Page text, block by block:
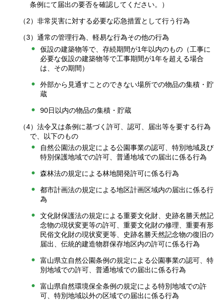
条例にて届出の要否を確認してください。）
（2）非常災害に対する必要な応急措置として行う行為
（3）通常の管理行為、軽易な行為その他の行為
仮設の建築物等で、存続期間が1年以内のもの（工事に
必要な仮設の建築物等で工事期間が1年を超える場合
は、その期間）
外部から見通すことのできない場所での物品の集積・貯
蔵
90日以内の物品の集積・貯蔵
（4）法令又は条例に基づく許可、認可、届出等を要する行為
で、以下のもの
自然公園法の規定による公園事業の認可、特別地域及び
特別保護地域での許可、普通地域での届出に係る行為
森林法の規定による林地開発許可に係る行為
都市計画法の規定による地区計画区域内の届出に係る行
為
文化財保護法の規定による重要文化財、史跡名勝天然記
念物の現状変更等の許可、重要文化財の修理、重要有形
民俗文化財の現状変更等、史跡名勝天然記念物の復旧の
届出、伝統的建造物群保存地区内の許可に係る行為
富山県立自然公園条例の規定による公園事業の認可、特
別地域での許可、普通地域での届出に係る行為
富山県自然環境保全条例の規定による特別地域での許
可、特別地域以外の区域での届出に係る行為